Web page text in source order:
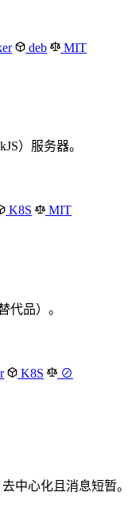
deb MIT
）服务器。
K8S MIT
代品）。
K8S
⊘
中心化且消息短暂。